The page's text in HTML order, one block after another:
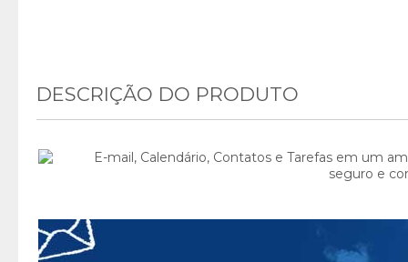
DESCRIÇÃO DO PRODUTO